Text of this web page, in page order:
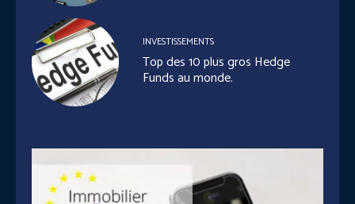
INVESTISSEMENTS
Top des 10 plus gros Hedge
Funds au monde.